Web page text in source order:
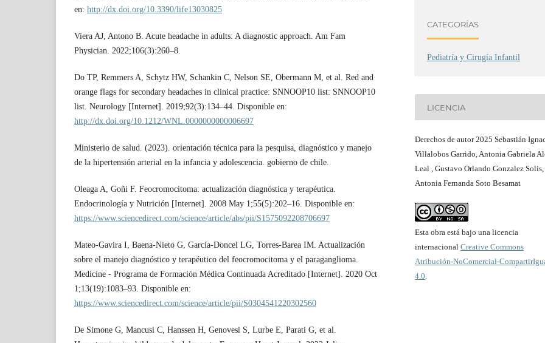
en: http://dx.doi.org/10.3390/life13030825
Viera AJ, Antono B. Acute headache in adults: A diagnostic approach. Am Fam
Physician. 2022;106(3):260–8.
Do TP, Remmers A, Schytz HW, Schankin C, Nelson SE, Obermann M, et al. Red and
orange flags for secondary headaches in clinical practice: SNNOOP10 list: SNNOOP10
list. Neurology [Internet]. 2019;92(3):134–44. Disponible en:
http://dx.doi.org/10.1212/WNL.0000000000006697
Ministerio de salud. (2023). orientación técnica para la pesquisa, diagnóstico y manejo
de la hipertensión arterial en la infancia y adolescencia. gobierno de chile.
Oleaga A, Goñi F. Feocromocitoma: actualización diagnóstica y terapéutica.
Endocrinología y Nutrición [Internet]. 2008 May 1;55(5):202–16. Disponible en:
https://www.sciencedirect.com/science/article/abs/pii/S1575092208706697
Mateo-Gavira I, Baena-Nieto G, García-Doncel LG, Torres-Barea IM. Actualización
sobre el manejo diagnóstico y terapéutico del feocromocitoma y el paraganglioma.
Medicine - Programa de Formación Médica Continuada Acreditado [Internet]. 2020 Oct
1;13(19):1083–93. Disponible en:
https://www.sciencedirect.com/science/article/pii/S0304541220302560
De Simone G, Mancusi C, Hanssen H, Genovesi S, Lurbe E, Parati G, et al.
CATEGORÍAS
Pediatría y Cirugía Infantil
LICENCIA
Derechos de autor 2025 Sebastián
Villalobos Garrido, Antonia Gabriela
Leal , Gustavo Orlando Gonzalez Solis,
Antonia Fernanda Soto Besamat
Esta obra está bajo una licencia
internacional Creative Commons
Atribución-NoComercial-
4.0.